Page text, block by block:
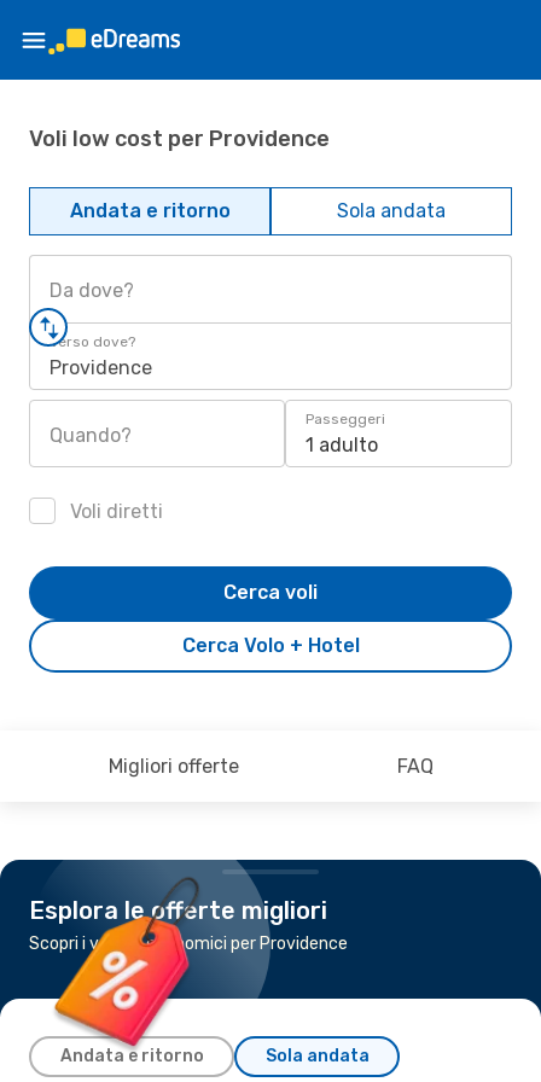
Voli low cost per Providence
Andata e ritorno Sola andata
Da dove?
Verso dove?
Providence
Quando?
Passeggeri
1 adulto
Voli diretti
Cerca Volo + Hotel
Cerca voli
Migliori offerte FAQ
Esplora le offerte migliori
Scopri i voli più economici per Providence
Andata e ritorno Sola andata